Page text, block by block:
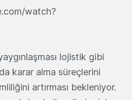
watch?
lojistik gibi
karar alma süreçlerini
artırması bekleniyor.